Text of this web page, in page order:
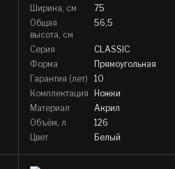
Ширина, см
75
Общая
высота, см
56,5
Серия
CLASSIC
Форма
Прямоугольная
Гарантия (лет)
10
Комплектация
Ножки
Материал
Акрил
Объём, л
126
Цвет
Белый